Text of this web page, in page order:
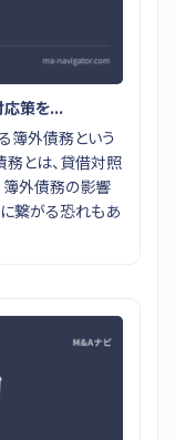
策を...
簿外債務という
務とは、貸借対照
簿外債務の影響
繋がる恐れもあ